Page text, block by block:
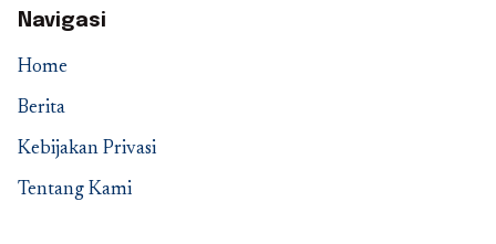
Navigasi
Home
Berita
Kebijakan Privasi
Tentang Kami